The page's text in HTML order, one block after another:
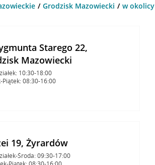
Grodzisk Mazowiecki w
Starego 22,
Mazowiecki
10:30-18:00
Piątek: 08:30-16:00
19, Żyrardów
Środa: 09:30-17:00